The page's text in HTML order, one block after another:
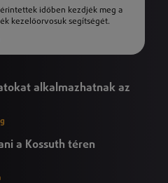
időben kezdjék meg a
kezelőorvosuk segítségét.
alkalmazhatnak az
a Kossuth téren